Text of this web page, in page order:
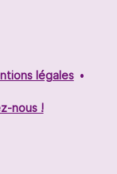
légales
nous !